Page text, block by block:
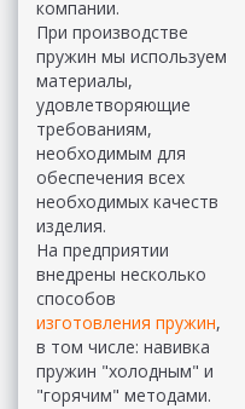
компании.
При производстве
пружин мы используем
материалы,
удовлетворяющие
требованиям,
необходимым для
обеспечения всех
необходимых качеств
изделия.
На предприятии
внедрены несколько
способов
изготовления пружин,
в том числе: навивка
пружин "холодным" и
"горячим" методами.